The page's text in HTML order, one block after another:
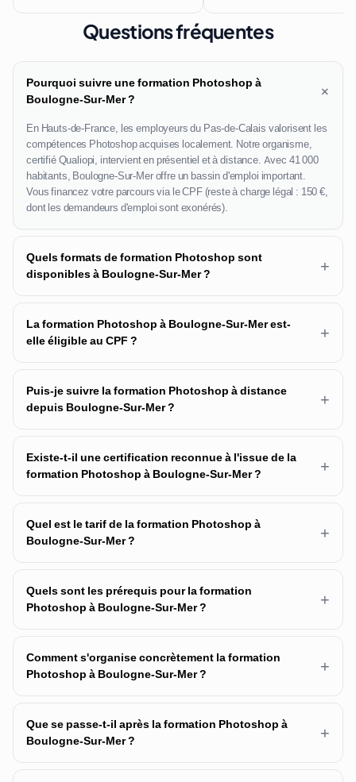
Questions fréquentes
Pourquoi suivre une formation Photoshop à
Boulogne-Sur-Mer ?
+
En Hauts-de-France, les employeurs du Pas-de-Calais valorisent les
compétences Photoshop acquises localement. Notre organisme,
certifié Qualiopi, intervient en présentiel et à distance. Avec 41 000
habitants, Boulogne-Sur-Mer offre un bassin d'emploi important.
Vous financez votre parcours via le CPF (reste à charge légal : 150 €,
dont les demandeurs d'emploi sont exonérés).
Quels formats de formation Photoshop sont
disponibles à Boulogne-Sur-Mer ?
+
La formation Photoshop à Boulogne-Sur-Mer est-
elle éligible au CPF ?
+
Puis-je suivre la formation Photoshop à distance
depuis Boulogne-Sur-Mer ?
+
Existe-t-il une certification reconnue à l'issue de la
formation Photoshop à Boulogne-Sur-Mer ?
+
Quel est le tarif de la formation Photoshop à
Boulogne-Sur-Mer ?
+
Quels sont les prérequis pour la formation
Photoshop à Boulogne-Sur-Mer ?
+
Comment s'organise concrètement la formation
Photoshop à Boulogne-Sur-Mer ?
+
Que se passe-t-il après la formation Photoshop à
Boulogne-Sur-Mer ?
+